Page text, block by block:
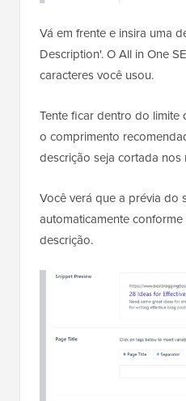
Vá em frente e insira uma
Description'. O All in One
caracteres você usou.
Tente ficar dentro do limite
o comprimento
descrição seja cortada
Você verá que a prévia do
automaticamente
descrição.